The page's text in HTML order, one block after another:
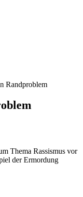
Randproblem
Thema Rassismus vor
der Ermordung